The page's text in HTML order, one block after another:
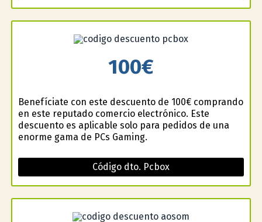
100€
Benefíciate con este descuento de 100€ comprando
en este reputado comercio electrónico. Este
descuento es aplicable solo para pedidos de una
enorme gama de PCs Gaming.
Código dto. Pcbox